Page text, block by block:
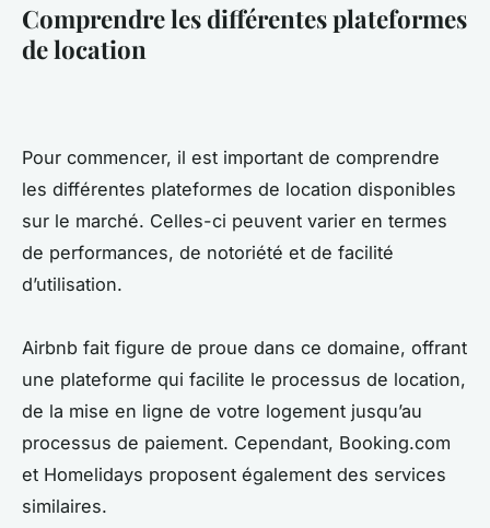
Comprendre les différentes plateformes
de location
Pour commencer, il est important de comprendre
les différentes plateformes de location disponibles
sur le marché. Celles-ci peuvent varier en termes
de performances, de notoriété et de facilité
d’utilisation.
Airbnb fait figure de proue dans ce domaine, offrant
une plateforme qui facilite le processus de location,
de la mise en ligne de votre logement jusqu’au
processus de paiement. Cependant, Booking.com
et Homelidays proposent également des services
similaires.